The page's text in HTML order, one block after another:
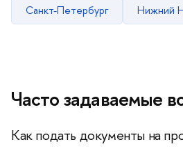
Санкт-Петербург Нижний
Часто задаваемые
Как подать документы на